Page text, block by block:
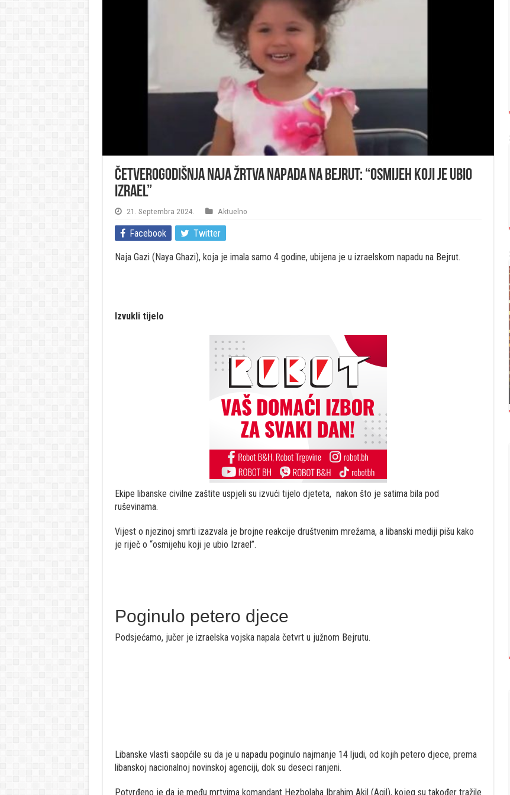
Četverogodišnja Naja žrtva napada na Bejrut: “Osmijeh koji je ubio
Izrael”
21. Septembra 2024. Aktuelno
Facebook Twitter
Naja Gazi (Naya Ghazi), koja je imala samo 4 godine, ubijena je u izraelskom napadu na Bejrut.
Izvukli tijelo
Ekipe libanske civilne zaštite uspjeli su izvući tijelo djeteta, nakon što je satima bila pod
ruševinama.
Vijest o njezinoj smrti izazvala je brojne reakcije društvenim mrežama, a libanski mediji pišu kako
je riječ o “osmijehu koji je ubio Izrael”.
Poginulo petero djece
Podsjećamo, jučer je izraelska vojska napala četvrt u južnom Bejrutu.
Libanske vlasti saopćile su da je u napadu poginulo najmanje 14 ljudi, od kojih petero djece, prema
libanskoj nacionalnoj novinskoj agenciji, dok su deseci ranjeni.
Potvrđeno je da je među mrtvima komandant Hezbolaha Ibrahim Akil (Aqil), kojeg su također tražile